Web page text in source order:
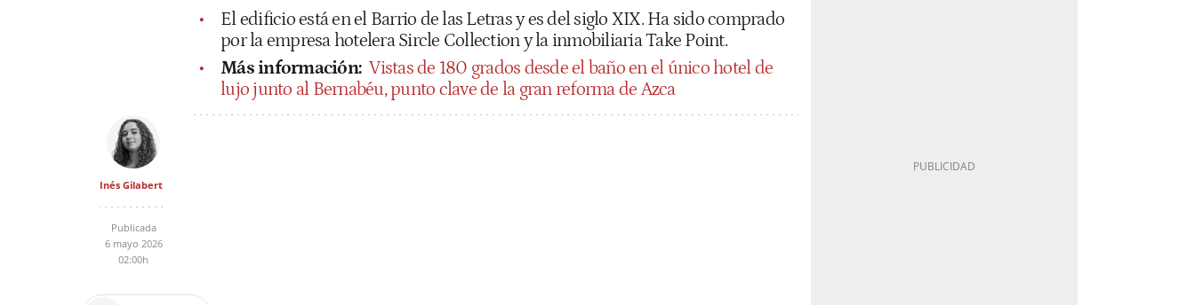
El edificio está en el Barrio de las Letras y es del siglo XIX. Ha sido comprado
por la empresa hotelera Sircle Collection y la inmobiliaria Take Point.
Más información: Vistas de 180 grados desde el baño en el único hotel de
lujo junto al Bernabéu, punto clave de la gran reforma de Azca
Inés Gilabert
Publicada
6 mayo 2026
02:00h